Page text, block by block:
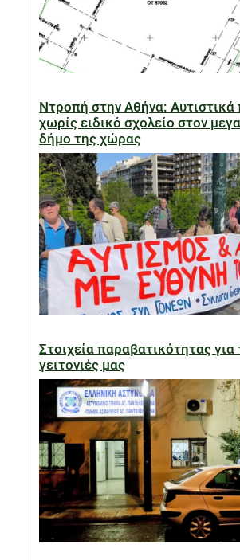
Ντροπή στην Αθήνα: Αυτιστικά
χωρίς ειδικό σχολείο στον
δήμο της χώρας
Στοιχεία παραβατικότητας για
γειτονιές μας